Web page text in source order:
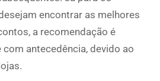
encontrar as melhores
a recomendação é
antecedência, devido ao